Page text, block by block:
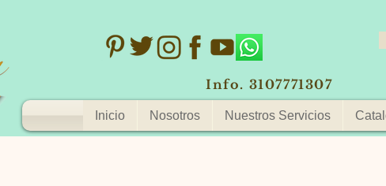
Info. 3107771307
Inicio Nosotros Nuestros Servicios